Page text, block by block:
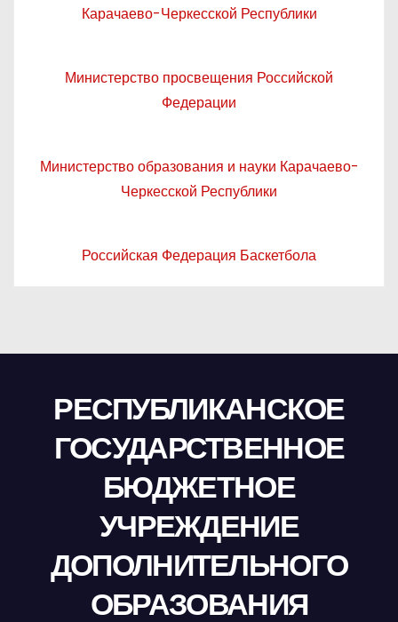
Карачаево-Черкесской Республики
Министерство просвещения Российской
Федерации
Министерство образования и науки Карачаево-
Черкесской Республики
Российская Федерация Баскетбола
РЕСПУБЛИКАНСКОЕ
ГОСУДАРСТВЕННОЕ
БЮДЖЕТНОЕ
УЧРЕЖДЕНИЕ
ДОПОЛНИТЕЛЬНОГО
ОБРАЗОВАНИЯ